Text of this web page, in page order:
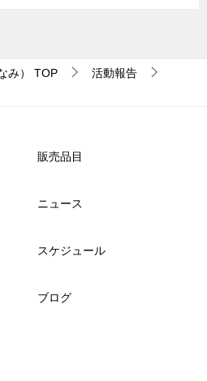
み） TOP
活動報告
販売品目
ニュース
スケジュール
ブログ